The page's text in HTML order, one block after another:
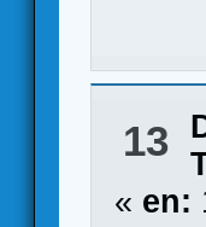
13
« en: